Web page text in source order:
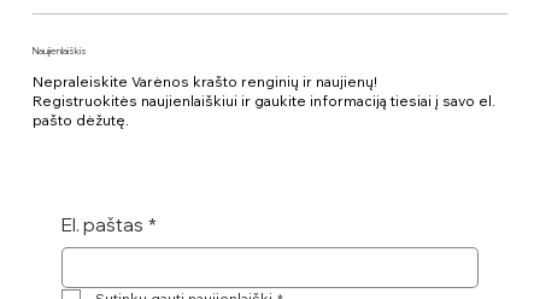
Naujienlaiškis
Nepraleiskite Varėnos krašto renginių ir naujienų!
Registruokitės naujienlaiškiui ir gaukite informaciją tiesiai į savo el.
pašto dėžutę.
El. paštas *